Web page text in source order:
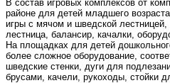
В состав игровых комплексов от
районе для детей младшего
игры с мячом и шведской лестницей,
лестница, балансир, качалки,
На площадках для детей
более сложное оборудование,
шведские стенки, дуги для
брусами, качели, рукоходы, стойки